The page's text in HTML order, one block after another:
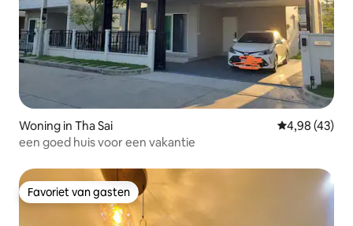
Woning in Tha Sai Gemiddelde
4,98 (43)
een goed huis voor een vakantie
Favoriet van gasten
Favoriet van gasten